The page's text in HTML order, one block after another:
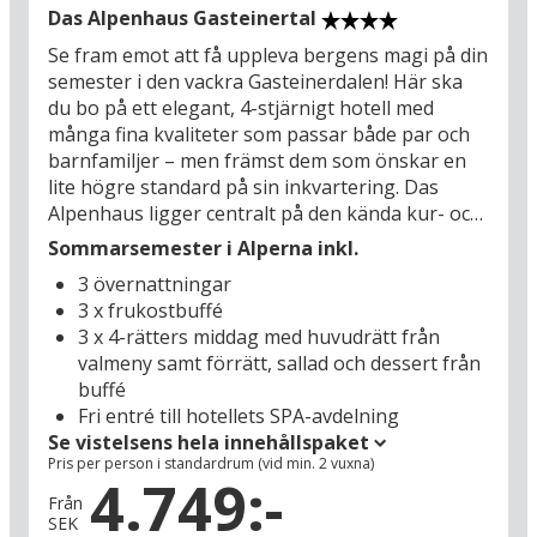
århundraden har stått vakt i utkanten av staden,
till en liten tidsficka av österrikisk idyll. Om du tar
en promenad i Mauterndorf kommer du att
märka att den historiska charmen nu har fått
sällskap av en mängd moderna
semesterupplevelser. Om du gör en lite längre
utflykt har du några av Österrikes största
attraktioner inom räckhåll: Upplev till exempel
den storslagna bergsklyftan Liechtensteinklamm
(62 km), världens största isgrotta Eisriesenwelt
(62 km) och Mozarts födelsestad Salzburg (98
km). Det finns mycket att uppleva i
Salzburgerland – prova själv!
Das Alpenhaus Gasteinertal
Se fram emot att få uppleva bergens magi på din
semester i den vackra Gasteinerdalen! Här ska
du bo på ett elegant, 4-stjärnigt hotell med
många fina kvaliteter som passar både par och
barnfamiljer – men främst dem som önskar en
lite högre standard på sin inkvartering. Das
Alpenhaus ligger centralt på den kända kur- och
skidorten Bad Hofgastein, en av Gasteinerdalens
pärlor av celebra kurorter som uppstått kring de
hälsobringande varma termalkällorna. Bad
Hofgastein ligger mitt i dalen, omgiven av Hohe
Tauerns imponerande alptoppar, och härifrån
har du en perfekt utgångspunkt för vandrings-
och cykelutflykter under både sommar och höst.
Här väntar bortskämning i form av stora, ljusa
rum med egen utsiktsbalkong, gemytlig
restaurang och hotellets nyare SPA,
Alpen.Veda.Spa, där du kan koppla av maximalt
mellan pool, bubbelpool och stort bastuområde
Sommarsemester i Alperna inkl.
3 övernattningar
3 x frukostbuffé
3 x 4-rätters middag med huvudrätt från
valmeny samt förrätt, sallad och dessert från
buffé
Fri entré till hotellets SPA-avdelning
Se vistelsens hela innehållspaket
Pris per person i standardrum (vid min. 2 vuxna)
Från
SEK 4.749:-